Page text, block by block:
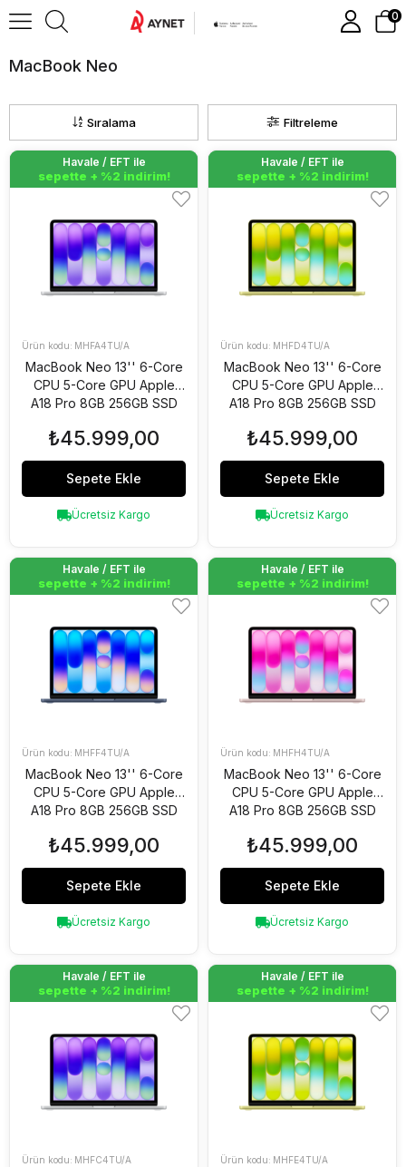
0
MacBook Neo
Filtreleme
Sıralama
Havale / EFT ile
sepette + %2 indirim!
Havale / EFT ile
sepette + %2 indirim!
MHFA4TU/A
MacBook Neo 13'' 6-Core
CPU 5-Core GPU Apple
A18 Pro 8GB 256GB SSD
MHFA4TU/A
₺45.999,00
Sepete Ekle
Ücretsiz Kargo
Havale / EFT ile
sepette + %2 indirim!
Havale / EFT ile
sepette + %2 indirim!
MHFD4TU/A
MacBook Neo 13'' 6-Core
CPU 5-Core GPU Apple
A18 Pro 8GB 256GB SSD
MHFD4TU/A
₺45.999,00
Sepete Ekle
Ücretsiz Kargo
Havale / EFT ile
sepette + %2 indirim!
Havale / EFT ile
sepette + %2 indirim!
MHFF4TU/A
MacBook Neo 13'' 6-Core
CPU 5-Core GPU Apple
A18 Pro 8GB 256GB SSD
MHFF4TU/A
₺45.999,00
Sepete Ekle
Ücretsiz Kargo
Havale / EFT ile
sepette + %2 indirim!
Havale / EFT ile
sepette + %2 indirim!
MHFH4TU/A
MacBook Neo 13'' 6-Core
CPU 5-Core GPU Apple
A18 Pro 8GB 256GB SSD
Pembe MHFH4TU/A
₺45.999,00
Sepete Ekle
Ücretsiz Kargo
Havale / EFT ile
sepette + %2 indirim!
Havale / EFT ile
sepette + %2 indirim!
MHFC4TU/A
Havale / EFT ile
sepette + %2 indirim!
Havale / EFT ile
sepette + %2 indirim!
MHFE4TU/A